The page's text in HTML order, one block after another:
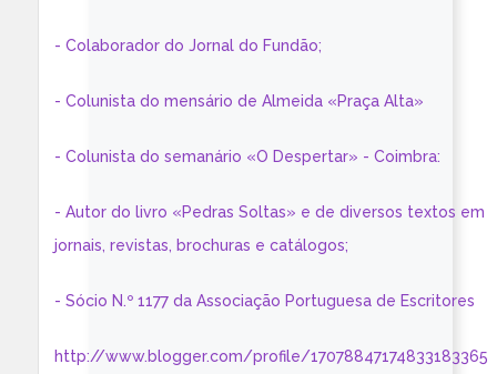
- Colaborador do Jornal do Fundão;
- Colunista do mensário de Almeida «Praça Alta»
- Colunista do semanário «O Despertar» - Coimbra:
- Autor do livro «Pedras Soltas» e de diversos textos em
jornais, revistas, brochuras e catálogos;
- Sócio N.º 1177 da Associação Portuguesa de Escritores
http://www.blogger.com/profile/17078847174833183365